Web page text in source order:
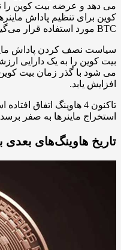
می دهد و عرضه بیت کوین را
کوین برای تنظیم پاداش
BTC مورد استفاده قرار می‌گیرد.
سیاست نصف کردن پاداش
بیت کوین را به یک دارایی
می شود با گذر زمان بیت
افزایش یابد.
تاکنون 4 هاوینگ اتفاق
استخراج ماینرها به صفر
تاریخ هاوینگ‌های بعدی